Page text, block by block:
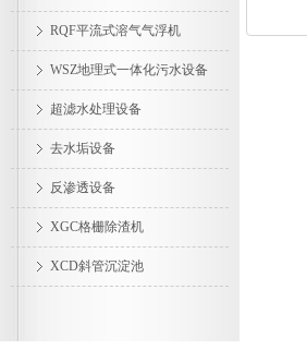
RQF平流式溶气气浮机
WSZ地理式一体化污水设备
超滤水处理设备
去水垢设备
反渗透设备
XGC格栅除渣机
XCD斜管沉淀池